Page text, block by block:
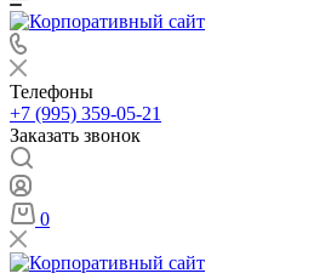
Телефоны
+7 (995) 359-05-21
Заказать звонок
0